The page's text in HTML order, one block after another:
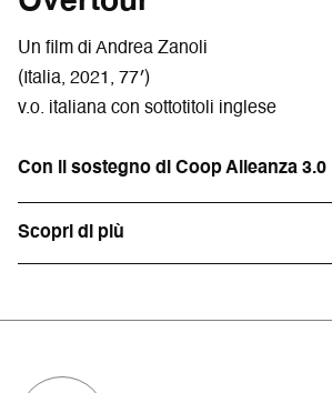
Un film di Andrea Zanoli
(Italia, 2021, 77′)
v.o. italiana con sottotitoli inglese
Con il sostegno di Coop Alleanza 3.0
Scopri di più